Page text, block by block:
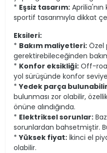
* Eşsiz tasarım:
sportif tasarımıyla dikkat
Eksileri:
* Bakım maliyetleri: Özel
gerektirebileceğinden
* Konfor eksikliği: Off-
yol sürüşünde konfor
*Yedek parça
bulunması zor olabilir,
önüne alındığında.
* Elektriksel sorunlar:
sorunlardan bahsetmiştir.
*Yüksek fiyat: İkinci el
olabilir.